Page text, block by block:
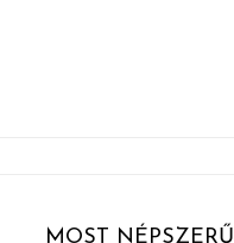
MOST NÉPSZERŰ